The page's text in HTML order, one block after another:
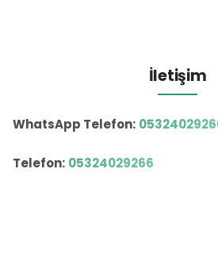
İletişim
WhatsApp Telefon:
Telefon: 05324029266